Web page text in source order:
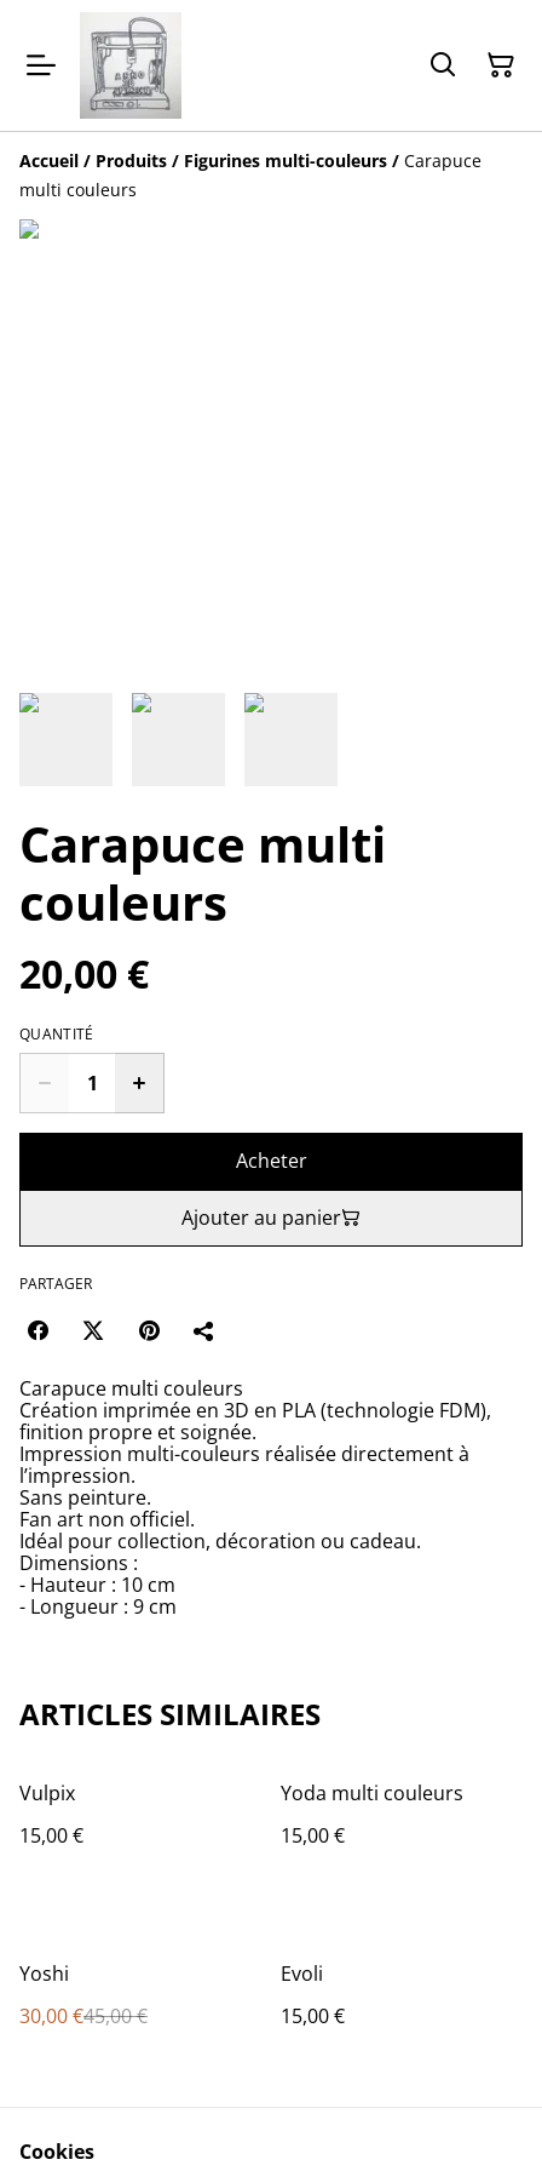
Accueil / Produits / Figurines multi-couleurs / Carapuce
multi couleurs
Carapuce multi
couleurs
20,00 €
QUANTITÉ
Acheter
Ajouter au panier
PARTAGER
Carapuce multi couleurs
Création imprimée en 3D en PLA (technologie FDM),
finition propre et soignée.
Impression multi-couleurs réalisée directement à
l’impression.
Sans peinture.
Fan art non officiel.
Idéal pour collection, décoration ou cadeau.
Dimensions :
- Hauteur : 10 cm
- Longueur : 9 cm
ARTICLES SIMILAIRES
Vulpix
15,00 €
Yoda multi couleurs
15,00 €
%
Yoshi
30,00 €45,00 €
Evoli
15,00 €
Cookies